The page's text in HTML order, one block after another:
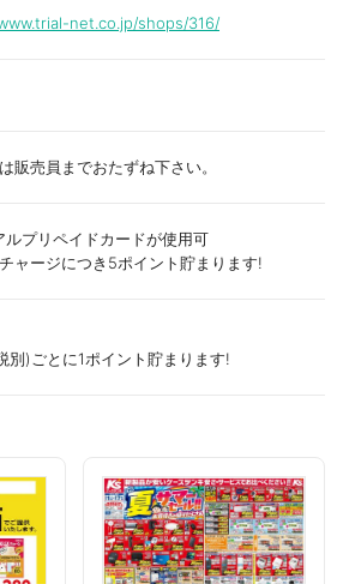
net.co.jp/shops/316/
販売員までおたずね下さい。
ルプリペイドカードが使用可
ャージにつき5ポイント貯まります!
別)ごとに1ポイント貯まります!